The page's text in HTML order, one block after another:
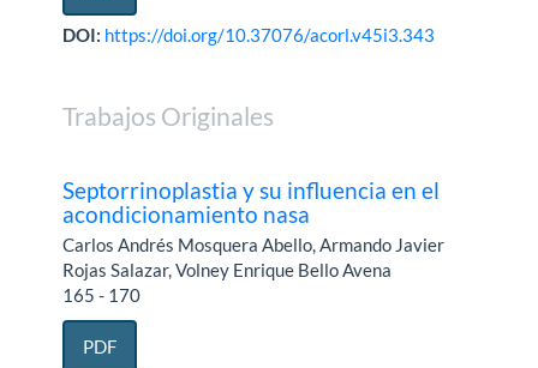
DOI: https://doi.org/10.37076/acorl.v45i3.343
Trabajos Originales
Septorrinoplastia y su influencia en el
acondicionamiento nasa
Carlos Andrés Mosquera Abello, Armando Javier
Rojas Salazar, Volney Enrique Bello Avena
165 - 170
PDF